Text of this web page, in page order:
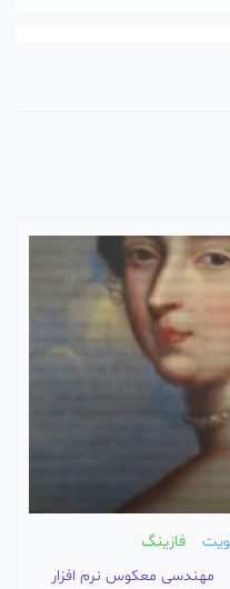
فازینگ
معکوس نرم افزار